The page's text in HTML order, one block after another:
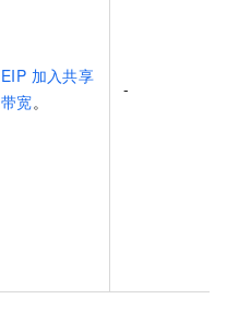
EIP 加入共享
带宽。
-